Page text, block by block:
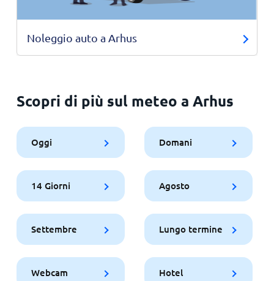
Noleggio auto a Arhus
Scopri di più sul meteo a Arhus
Oggi Domani
14 Giorni Agosto
Settembre Lungo termine
Webcam Hotel